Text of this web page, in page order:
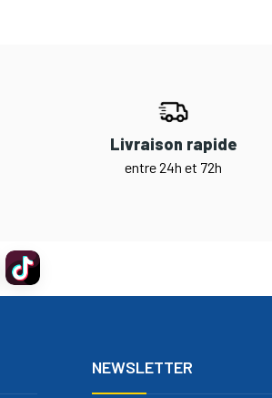
Livraison rapide
entre 24h et 72h
NEWSLETTER